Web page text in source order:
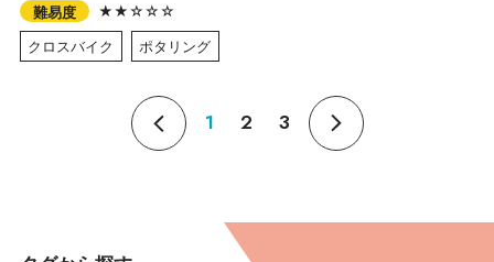
難易度
★★☆☆☆
クロスバイク
ポタリング
1 2 3